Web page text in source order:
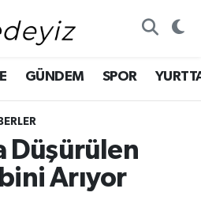
GÜNDEM SPOR
Düşürülen
Arıyor
Haritası
ve Fikstür